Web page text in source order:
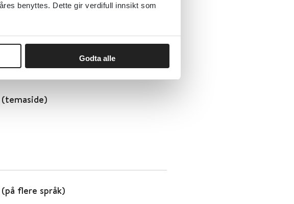
benyttes. Dette gir verdifull innsikt som
Godta alle
flere språk)